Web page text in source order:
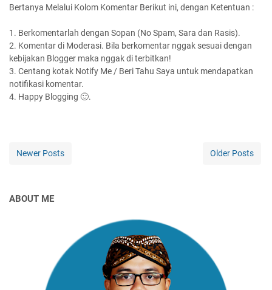
Bertanya Melalui Kolom Komentar Berikut ini, dengan Ketentuan :
1. Berkomentarlah dengan Sopan (No Spam, Sara dan Rasis).
2. Komentar di Moderasi. Bila berkomentar nggak sesuai dengan
kebijakan Blogger maka nggak di terbitkan!
3. Centang kotak Notify Me / Beri Tahu Saya untuk mendapatkan
notifikasi komentar.
4. Happy Blogging 🙂.
Newer Posts Older Posts
ABOUT ME